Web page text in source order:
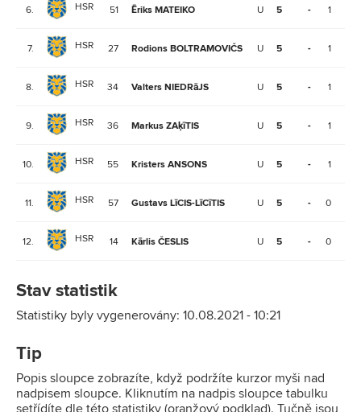
6. HSR 51 Ēriks MATEIKO U 5 - 1
7. HSR 27 Rodions BOLTRAMOVIČS U 5 - 1
8. HSR 34 Valters NIEDRāJS U 5 - 1
9. HSR 36 Markus ZAķīTIS U 5 - 1
10. HSR 55 Kristers ANSONS U 5 - 1
11. HSR 57 Gustavs LīCIS-LīCīTIS U 5 - 0
12. HSR 14 Kārlis ČESLIS U 5 - 0
Stav statistik
Statistiky byly vygenerovány: 10.08.2021 - 10:21
Tip
Popis sloupce zobrazíte, když podržíte kurzor myši nad
nadpisem sloupce. Kliknutím na nadpis sloupce tabulku